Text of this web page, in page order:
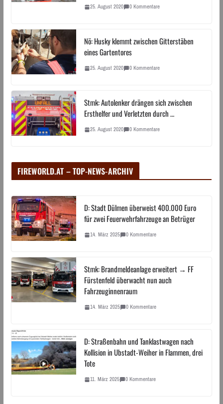
25. August 2020 0 Kommentare
Nö: Husky klemmt zwischen Gitterstäben
eines Gartentores
25. August 2020 0 Kommentare
Stmk: Autolenker drängen sich zwischen
Ersthelfer und Verletzten durch …
25. August 2020 0 Kommentare
FIREWORLD.AT – TOP-NEWS-ARCHIV
D: Stadt Dülmen überweist 400.000 Euro
für zwei Feuerwehrfahrzeuge an Betrüger
14. März 2025 0 Kommentare
Stmk: Brandmeldeanlage erweitert → FF
Fürstenfeld überwacht nun auch
Fahrzeuginnenraum
14. März 2025 0 Kommentare
D: Straßenbahn und Tanklastwagen nach
Kollision in Ubstadt-Weiher in Flammen, drei
Tote
11. März 2025 0 Kommentare